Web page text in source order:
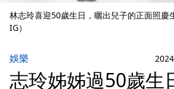
林志玲喜迎50歲生日，曬出兒子的正面照慶
IG）
娛樂
志玲姊姊過50歲生